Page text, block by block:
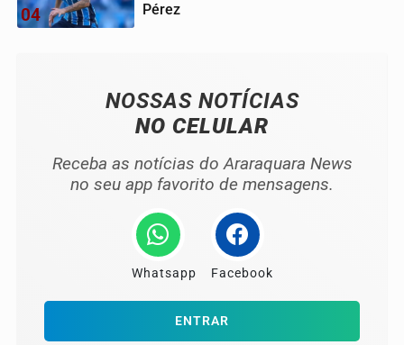
04
Pérez
NOSSAS NOTÍCIAS
NO CELULAR
Receba as notícias do Araraquara News
no seu app favorito de mensagens.
Whatsapp Facebook
ENTRAR